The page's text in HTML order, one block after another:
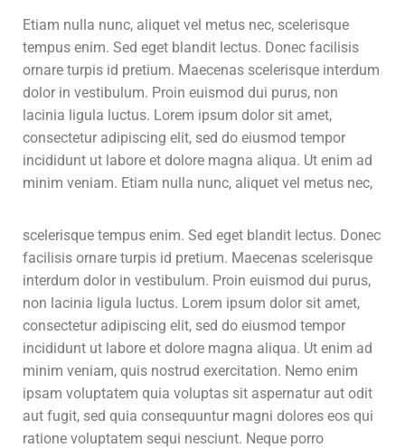
Etiam nulla nunc, aliquet vel metus nec, scelerisque
tempus enim. Sed eget blandit lectus. Donec facilisis
ornare turpis id pretium. Maecenas scelerisque interdum
dolor in vestibulum. Proin euismod dui purus, non
lacinia ligula luctus. Lorem ipsum dolor sit amet,
consectetur adipiscing elit, sed do eiusmod tempor
incididunt ut labore et dolore magna aliqua. Ut enim ad
minim veniam. Etiam nulla nunc, aliquet vel metus nec,
scelerisque tempus enim. Sed eget blandit lectus. Donec
facilisis ornare turpis id pretium. Maecenas scelerisque
interdum dolor in vestibulum. Proin euismod dui purus,
non lacinia ligula luctus. Lorem ipsum dolor sit amet,
consectetur adipiscing elit, sed do eiusmod tempor
incididunt ut labore et dolore magna aliqua. Ut enim ad
minim veniam, quis nostrud exercitation. Nemo enim
ipsam voluptatem quia voluptas sit aspernatur aut odit
aut fugit, sed quia consequuntur magni dolores eos qui
ratione voluptatem sequi nesciunt. Neque porro